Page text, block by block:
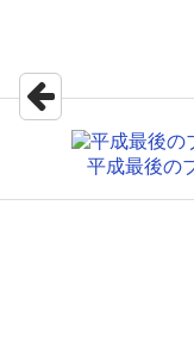
平成最後の